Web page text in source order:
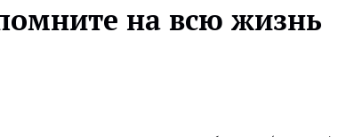
на всю жизнь